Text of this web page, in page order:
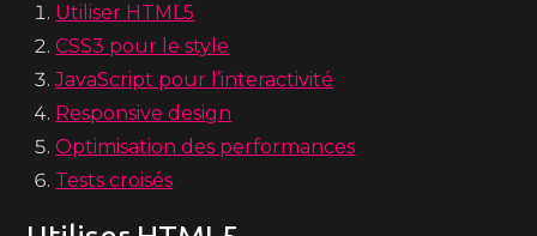
Utiliser HTML5
CSS3 pour le style
JavaScript pour l’interactivité
Responsive design
Optimisation des performances
Tests croisés